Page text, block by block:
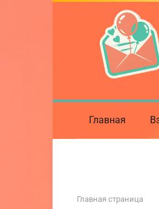
Главная
Главная страница